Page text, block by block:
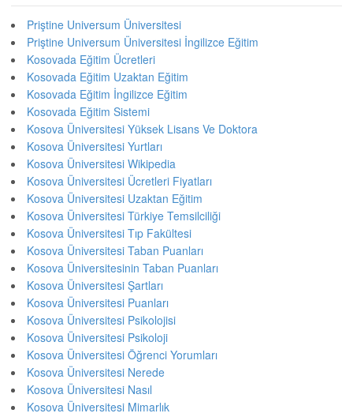
Priştine Universum Üniversitesi
Priştine Universum Üniversitesi İngilizce Eğitim
Kosovada Eğitim Ücretleri
Kosovada Eğitim Uzaktan Eğitim
Kosovada Eğitim İngilizce Eğitim
Kosovada Eğitim Sistemi
Kosova Üniversitesi Yüksek Lisans Ve Doktora
Kosova Üniversitesi Yurtları
Kosova Üniversitesi Wikipedia
Kosova Üniversitesi Ücretleri Fiyatları
Kosova Üniversitesi Uzaktan Eğitim
Kosova Üniversitesi Türkiye Temsilciliği
Kosova Üniversitesi Tıp Fakültesi
Kosova Üniversitesi Taban Puanları
Kosova Üniversitesinin Taban Puanları
Kosova Üniversitesi Şartları
Kosova Üniversitesi Puanları
Kosova Üniversitesi Psikolojisi
Kosova Üniversitesi Psikoloji
Kosova Üniversitesi Öğrenci Yorumları
Kosova Üniversitesi Nerede
Kosova Üniversitesi Nasıl
Kosova Üniversitesi Mimarlık